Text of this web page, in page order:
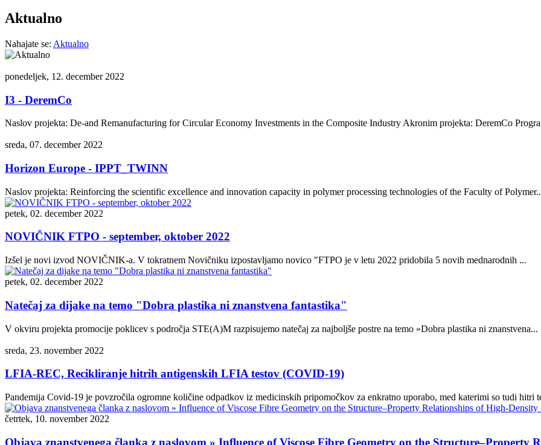
Aktualno
Nahajate se: Aktualno
ponedeljek, 12. december 2022
I3 - DeremCo
Naslov projekta: De-and Remanufacturing for Circular Economy Investments in the Composite Industry Akronim projekta: DeremCo
sreda, 07. december 2022
Horizon Europe - IPPT_TWINN
Naslov projekta: Reinforcing the scientific excellence and innovation capacity in polymer processing technologies of the Faculty of
petek, 02. december 2022
NOVIČNIK FTPO - september, oktober 2022
Izšel je novi izvod NOVIČNIK-a. V tokratnem Novičniku izpostavljamo novico "FTPO je v letu 2022 pridobila 5 novih mednarodnih ...
petek, 02. december 2022
Natečaj za dijake na temo "Dobra plastika ni znanstvena fantastika"
V okviru projekta promocije poklicev s področja STE(A)M razpisujemo natečaj za najboljše postre na temo »Dobra plastika ni znanstvena...
sreda, 23. november 2022
LFIA-REC, Recikliranje hitrih antigenskih LFIA testov (COVID-19)
Pandemija Covid-19 je povzročila ogromne količine odpadkov iz medicinskih pripomočkov za enkratno uporabo, med katerimi so tudi hitri
četrtek, 10. november 2022
Objava znanstvenega članka z naslovom » Influence of Viscose Fibre Geometry on the Structure–Property